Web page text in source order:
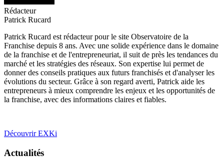
Rédacteur
Patrick Rucard
Patrick Rucard est rédacteur pour le site Observatoire de la
Franchise depuis 8 ans. Avec une solide expérience dans le domaine
de la franchise et de l'entrepreneuriat, il suit de près les tendances du
marché et les stratégies des réseaux. Son expertise lui permet de
donner des conseils pratiques aux futurs franchisés et d'analyser les
évolutions du secteur. Grâce à son regard averti, Patrick aide les
entrepreneurs à mieux comprendre les enjeux et les opportunités de
la franchise, avec des informations claires et fiables.
Découvrir EXKi
Actualités